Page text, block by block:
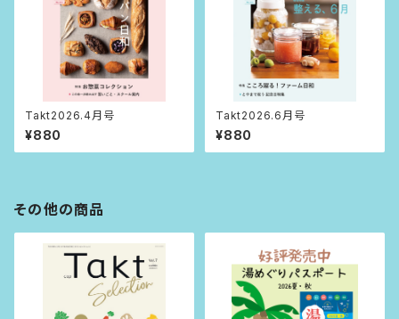
Takt2026.4月号
¥880
Takt2026.6月号
¥880
その他の商品